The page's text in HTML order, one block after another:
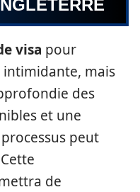
visa pour
intimidante, mais
des
et une
peut
de